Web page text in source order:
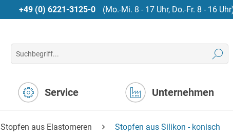
+49 (0) 6221-3125-0 (Mo.-Mi. 8 - 17 Uhr, Do.-Fr. 8 - 16
Service Unternehmen
Stopfen aus Elastomeren Stopfen aus Silikon - konisch